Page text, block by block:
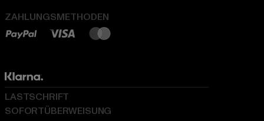
ZAHLUNGSMETHODEN
LASTSCHRIFT
SOFORTÜBERWEISUNG